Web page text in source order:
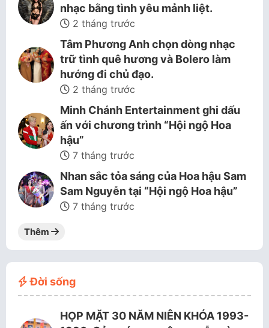
nhạc bằng tình yêu mảnh liệt.
2 tháng trước
Tâm Phương Anh chọn dòng nhạc
trữ tình quê hương và Bolero làm
hướng đi chủ đạo.
2 tháng trước
Minh Chánh Entertainment ghi dấu
ấn với chương trình “Hội ngộ Hoa
hậu”
7 tháng trước
Nhan sắc tỏa sáng của Hoa hậu Sam
Sam Nguyễn tại “Hội ngộ Hoa hậu”
7 tháng trước
Thêm
Đời sống
HỌP MẶT 30 NĂM NIÊN KHÓA 1993-